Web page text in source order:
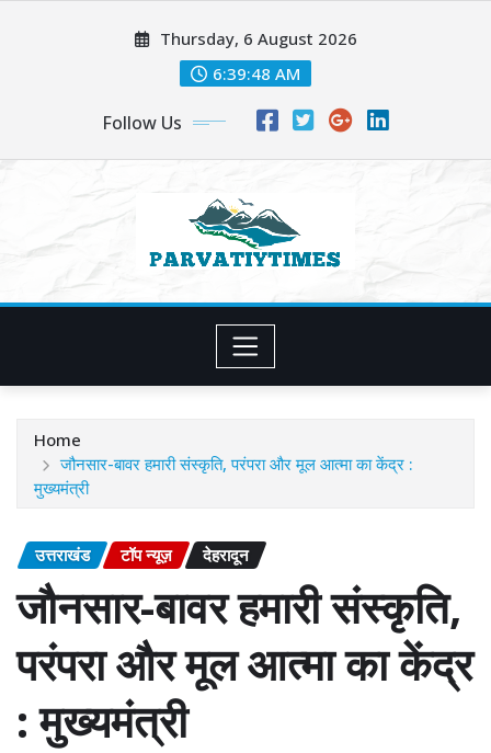
Thursday, 6 August 2026
6:39:49 AM
Follow Us
Home
जौनसार-बावर हमारी संस्कृति, परंपरा और मूल आत्मा का केंद्र :
मुख्यमंत्री
उत्तराखंड टॉप न्यूज़ देहरादून
जौनसार-बावर हमारी संस्कृति,
परंपरा और मूल आत्मा का केंद्र
: मुख्यमंत्री